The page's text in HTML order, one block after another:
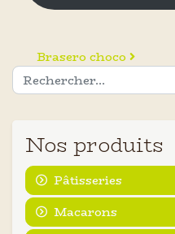
Brasero choco
Recherche pour :
Nos produits
Pâtisseries
Macarons